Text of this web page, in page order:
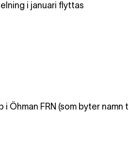
i januari flyttas
Öhman FRN (som byter namn